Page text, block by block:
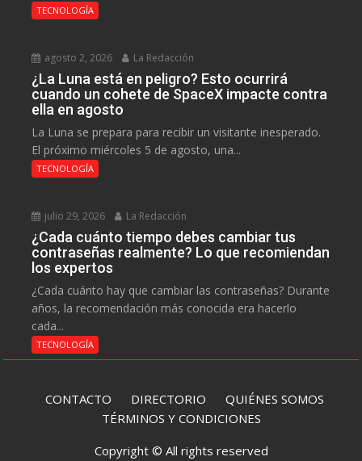
TECNOLOGÍA
agosto 2, 2026 La Redacción
¿La Luna está en peligro? Esto ocurrirá
cuando un cohete de SpaceX impacte contra
ella en agosto
La Luna se prepara para recibir un visitante inesperado.
El próximo miércoles 5 de agosto, una...
TECNOLOGÍA
julio 29, 2026 La Redacción
¿Cada cuánto tiempo debes cambiar tus
contraseñas realmente? Lo que recomiendan
los expertos
¿Cada cuánto hay que cambiar las contraseñas? Durante
años, la recomendación más conocida era hacerlo
cada...
TECNOLOGÍA
CONTACTO DIRECTORIO QUIÉNES SOMOS
TÉRMINOS Y CONDICIONES
Copyright © All rights reserved